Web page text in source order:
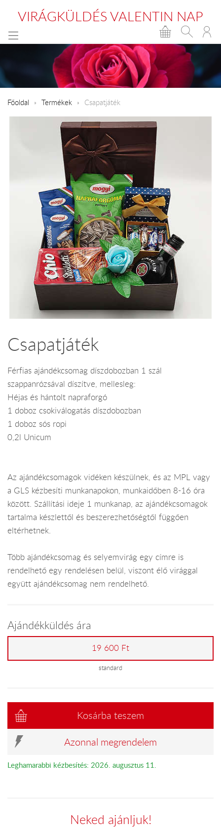
VIRÁGKÜLDÉS VALENTIN NAP
Főoldal Termékek Csapatjáték
Csapatjáték
Férfias ajándékcsomag díszdobozban 1 szál
szappanrózsával díszítve, mellesleg:
Héjas és hántolt napraforgó
1 doboz csokiválogatás díszdobozban
1 doboz sós ropi
0,2l Unicum
Az ajándékcsomagok vidéken készülnek, és az MPL vagy
a GLS kézbesíti munkanapokon, munkaidőben 8-16 óra
között. Szállítási ideje 1 munkanap, az ajándékcsomagok
tartalma készlettől és beszerezhetőségtől függően
eltérhetnek.
Több ajándékcsomag és selyemvirág egy címre is
rendelhető egy rendelésen belül, viszont élő virággal
együtt ajándékcsomag nem rendelhető.
Ajándékküldés ára
19 600 Ft
standard
Kosárba teszem
Azonnal megrendelem
Leghamarabbi kézbesítés: 2026. augusztus 11.
Neked ajánljuk!